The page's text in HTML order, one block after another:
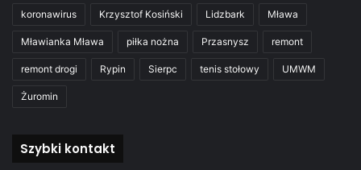
koronawirus Krzysztof Kosiński Lidzbark Mława
Mławianka Mława piłka nożna Przasnysz remont
remont drogi Rypin Sierpc tenis stołowy UMWM
Żuromin
Szybki kontakt